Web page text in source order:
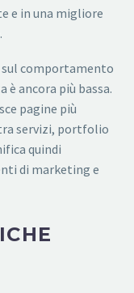
e in una migliore
sul comportamento
è ancora più bassa.
pagine più
servizi, portfolio
quindi
di marketing e